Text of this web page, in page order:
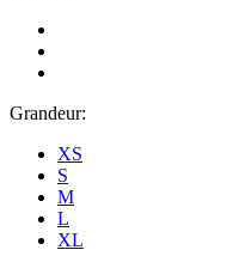
Grandeur:
XS
S
M
L
XL